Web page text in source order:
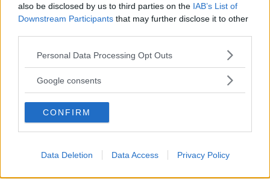
also be disclosed by us to third parties on the IAB’s List of
Downstream Participants that may further disclose it to other
Please note that this website/app uses one or more Google
not limited to your visit or usage behaviour. You may click to
use your data for below specified purposes in below Google
consent section.
Personal Data Processing Opt Outs
Google consents
CONFIRM
Data Deletion Data Access Privacy Policy
I klippet nedan kan du se vad forskningen säger om detta
fascinerande – och ibland skrämmande – fenomen. Ta en titt